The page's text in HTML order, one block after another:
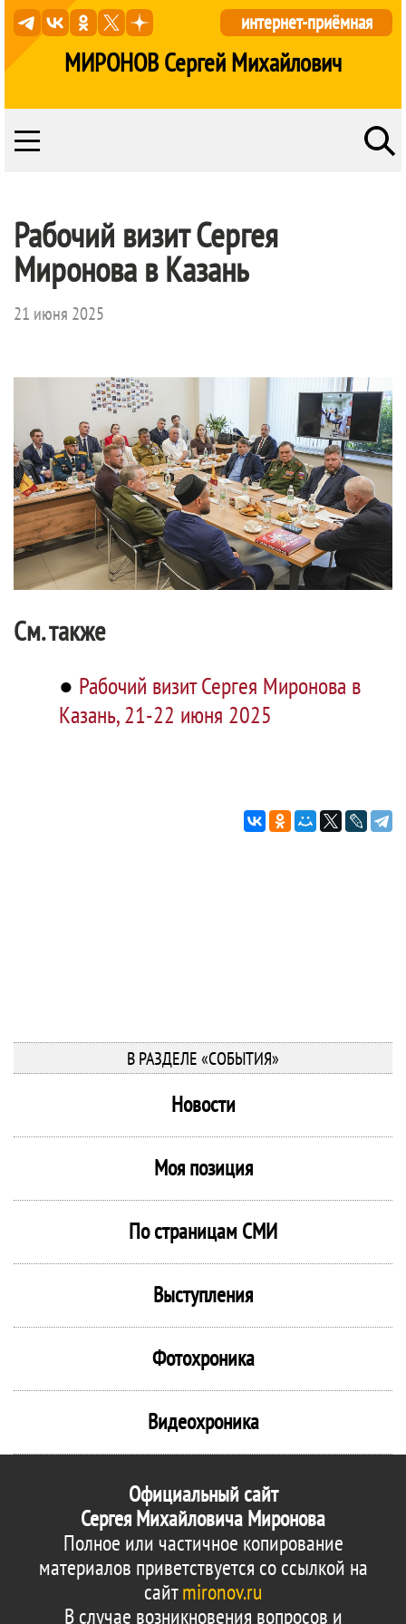
МИРОНОВ Сергей Михайлович
интернет-приёмная
Рабочий визит Сергея
Миронова в Казань
21 июня 2025
См. также
● Рабочий визит Сергея Миронова в
Казань, 21-22 июня 2025
В РАЗДЕЛЕ «СОБЫТИЯ»
Новости
Моя позиция
По страницам СМИ
Выступления
Фотохроника
Видеохроника
Официальный сайт
Сергея Михайловича Миронова
Полное или частичное копирование
материалов приветствуется со ссылкой на
сайтmironov.ru
В случае возникновения вопросов и